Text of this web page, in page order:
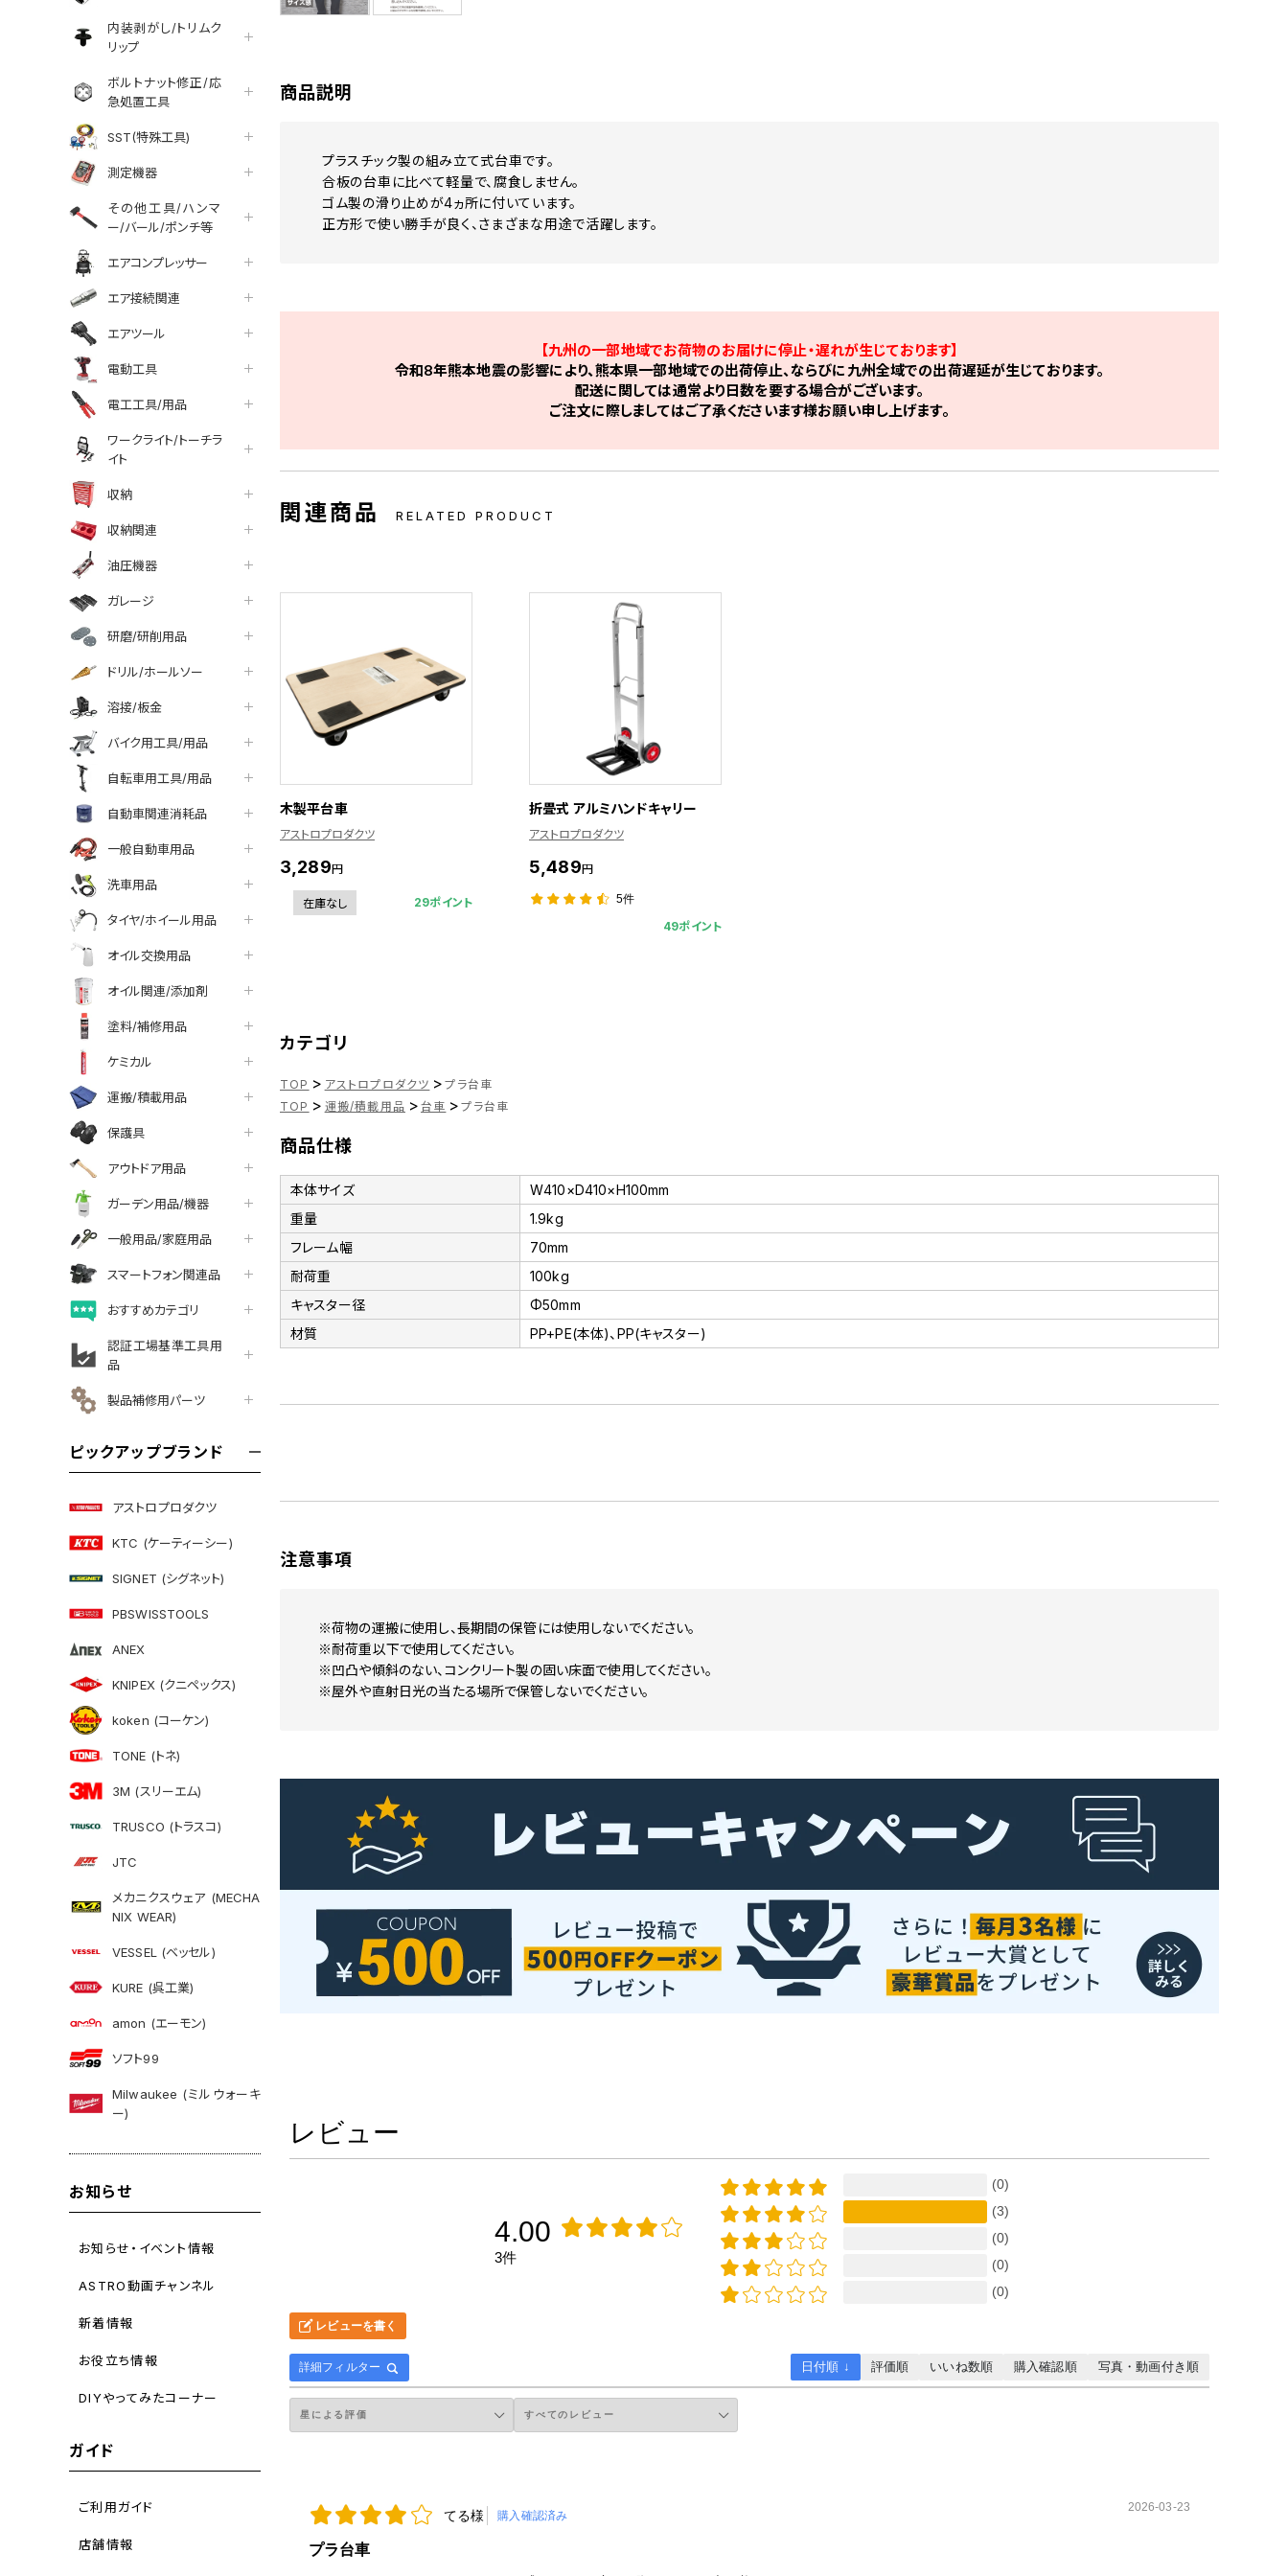
内装剥がし/トリムク
リップ
ボルトナット修正/応
急処置工具
SST(特殊工具)
測定機器
その他工具/ハンマ
ー/バール/ポンチ等
エアコンプレッサー
エア接続関連
エアツール
電動工具
電工工具/用品
ワークライト/トーチラ
イト
収納
収納関連
油圧機器
ガレージ
研磨/研削用品
ドリル/ホールソー
溶接/板金
バイク用工具/用品
自転車用工具/用品
自動車関連消耗品
一般自動車用品
洗車用品
タイヤ/ホイール用品
オイル交換用品
オイル関連/添加剤
塗料/補修用品
ケミカル
運搬/積載用品
保護具
アウトドア用品
ガーデン用品/機器
一般用品/家庭用品
スマートフォン関連品
おすすめカテゴリ
認証工場基準工具用
品
製品補修用パーツ
ピックアップブランド
アストロプロダクツ
KTC (ケーティーシー)
SIGNET (シグネット)
PBSWISSTOOLS
ANEX
KNIPEX (クニペックス)
koken (コーケン)
TONE (トネ)
3M (スリーエム)
TRUSCO (トラスコ)
JTC
メカニクスウェア (MECHA
NIX WEAR)
VESSEL (ベッセル)
KURE (呉工業)
amon (エーモン)
ソフト99
Milwaukee (ミルウォーキ
ー)
お知らせ
お知らせ・イベント情報
ASTRO動画チャンネル
新着情報
お役立ち情報
DIYやってみたコーナー
ガイド
ご利用ガイド
店舗情報
商品説明
プラスチック製の組み立て式台車です。
合板の台車に比べて軽量で、腐食しません。
ゴム製の滑り止めが4ヵ所に付いています。
正方形で使い勝手が良く、さまざまな用途で活躍します。
【九州の一部地域でお荷物のお届けに停止・遅れが生じております】
令和8年熊本地震の影響により、熊本県一部地域での出荷停止、ならびに九州全域での出荷遅延が生じております。
配送に関しては通常より日数を要する場合がございます。
ご注文に際しましてはご了承くださいます様お願い申し上げます。
関連商品 RELATED PRODUCT
木製平台車
アストロプロダクツ
3,289円
在庫なし 29ポイント
折畳式 アルミハンドキャリー
アストロプロダクツ
5,489円
5件
49ポイント
カテゴリ
TOP > アストロプロダクツ > プラ台車
TOP > 運搬/積載用品 > 台車 > プラ台車
商品仕様
本体サイズ
W410×D410×H100mm
重量
1.9kg
フレーム幅
70mm
耐荷重
100kg
キャスター径
Φ50mm
材質
PP+PE(本体)、PP(キャスター)
注意事項
※荷物の運搬に使用し、長期間の保管には使用しないでください。
※耐荷重以下で使用してください。
※凹凸や傾斜のない、コンクリート製の固い床面で使用してください。
※屋外や直射日光の当たる場所で保管しないでください。
レビュー
4.00
3件
(0)
(3)
(0)
(0)
(0)
レビューを書く
詳細フィルター 日付順 ↓ 評価順 いいね数順 購入確認順 写真・動画付き順
てる様 購入確認済み
2026-03-23
プラ台車